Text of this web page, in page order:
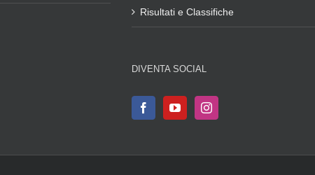
Risultati e Classifiche
DIVENTA SOCIAL